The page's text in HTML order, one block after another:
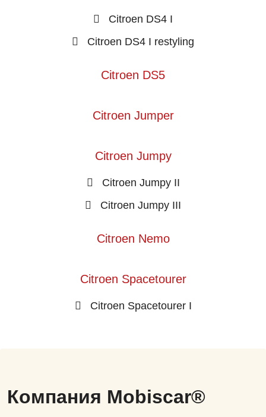
Citroen DS4 I
Citroen DS4 I restyling
Citroen DS5
Citroen Jumper
Citroen Jumpy
Citroen Jumpy II
Citroen Jumpy III
Citroen Nemo
Citroen Spacetourer
Citroen Spacetourer I
Компания Mobiscar®